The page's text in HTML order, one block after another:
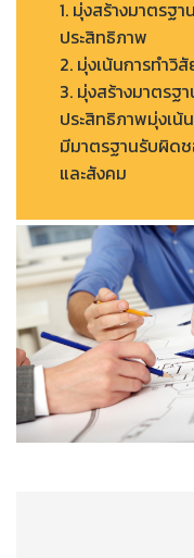
1. มุ่งสร้างมาตรฐ
ประสิทธิภาพ
2. มุ่งเน้นการทำวิ
3. มุ่งสร้างมาตรฐ
ประสิทธิภาพมุ่งเน้
มีมาตรฐานรับผิด
และสังคม